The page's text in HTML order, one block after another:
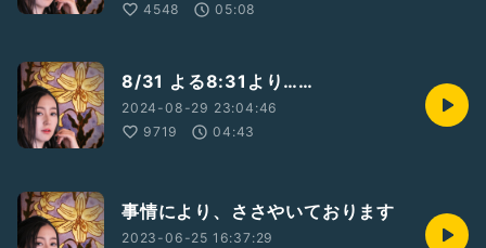
4548
05:08
8/31 よる8:31より……
2024-08-29 23:04:46
9719
04:43
事情により、ささやいております
2023-06-25 16:37:29